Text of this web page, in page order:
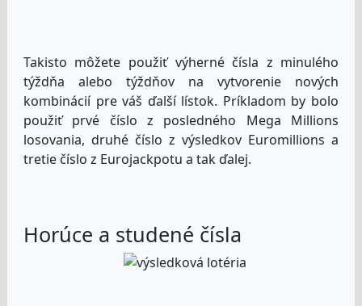
Takisto môžete použiť výherné čísla z minulého
týždňa alebo týždňov na vytvorenie nových
kombinácií pre váš ďalší lístok. Príkladom by bolo
použiť prvé číslo z posledného Mega Millions
losovania, druhé číslo z výsledkov Euromillions a
tretie číslo z Eurojackpotu a tak ďalej.
Horúce a studené čísla